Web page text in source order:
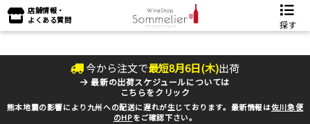
店舗情報・
よくある質問
探す
今から注文で最短8月6日(木)出荷
最新の出荷スケジュールについては
こちらをクリック
熊本地震の影響により九州への配送に遅れが生じております。最新情報は佐川急便
のHPをご確認下さい。